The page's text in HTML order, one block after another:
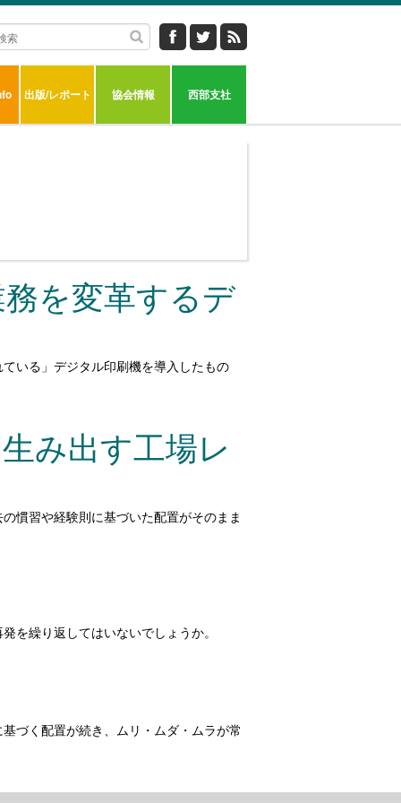
出版/レポート 協会情報 西部支社
を変革するデ
いる」デジタル印刷機を導入したもの
み出す工場レ
慣習や経験則に基づいた配置がそのまま
を繰り返してはいないでしょうか。
づく配置が続き、ムリ・ムダ・ムラが常